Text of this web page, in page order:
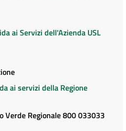
ai Servizi dell'Azienda USL
ai servizi della Regione
Verde Regionale 800 033033